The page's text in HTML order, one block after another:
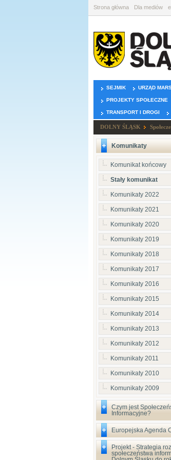
Strona główna Dla mediów
SEJMIK URZĄD
PROJEKTY SPOŁECZNE
TRANSPORT I DROGI
DOLNY ŚLĄSK
Komunikaty
Komunikat końcowy
Stały komunikat
Komunikaty 2022
Komunikaty 2021
Komunikaty 2020
Komunikaty 2019
Komunikaty 2018
Komunikaty 2017
Komunikaty 2016
Komunikaty 2015
Komunikaty 2014
Komunikaty 2013
Komunikaty 2012
Komunikaty 2011
Komunikaty 2010
Komunikaty 2009
Czym jest
Informacyjne?
Europejska Agenda
Projekt - Strategia
społeczeństwa